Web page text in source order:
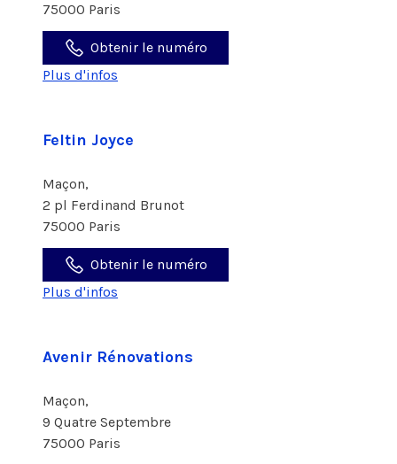
75000 Paris
Obtenir le numéro
Plus d'infos
Feltin Joyce
Maçon,
2 pl Ferdinand Brunot
75000 Paris
Obtenir le numéro
Plus d'infos
Avenir Rénovations
Maçon,
9 Quatre Septembre
75000 Paris